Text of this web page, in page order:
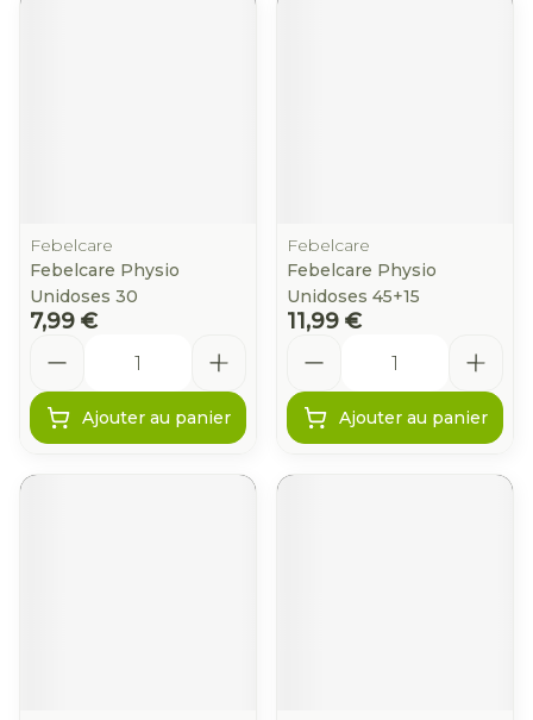
Febelcare
Febelcare Physio
Unidoses 30
7,99 €
Ajouter au panier
Febelcare
Febelcare Physio
Unidoses 45+15
11,99 €
Ajouter au panier